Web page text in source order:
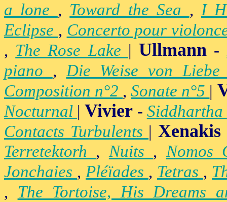
a lone , Toward the Sea ,I
Eclipse , Concerto pour
, The Rose Lake |Ullmann -
piano ,Die Weise von
Composition n°2 ,Sonate n°5 |
Nocturnal |Vivier - Siddhartha
Contacts Turbulents | Xenakis
Terretektorh ,Nuits ,Nomos
Jonchaies , Pléïades , Tetras ,
, The Tortoise, His Dreams